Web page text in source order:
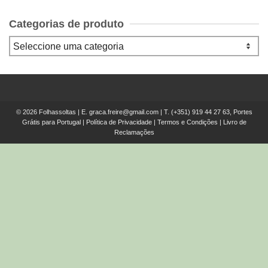
Categorias de produto
© 2026 Folhassoltas | E. graca.freire@gmail.com| T. (+351) 919 44 27 63, Portes
Grátis para Portugal
Política de Privacidade| Termos e Condições
Livro de
Reclamações